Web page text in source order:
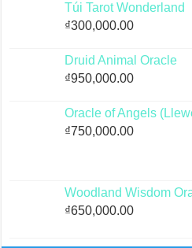
Túi Tarot Wonderland
₫300,000.00
Druid Animal Oracle
₫950,000.00
Oracle of Angels
₫750,000.00
Woodland Wisdom
₫650,000.00